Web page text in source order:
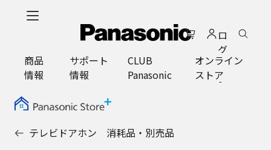
ロ
グ
イ
ン
商品
情報
サポート
情報
CLUB
Panasonic
オンライン
ストア
テレビドアホン 消耗品・別売品